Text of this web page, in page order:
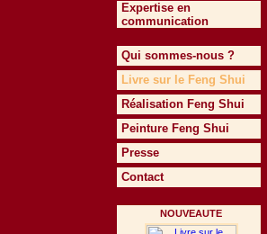
Expertise en
communication
Qui sommes-nous ?
Livre sur le Feng Shui
Réalisation Feng Shui
Peinture Feng Shui
Presse
Contact
NOUVEAUTE